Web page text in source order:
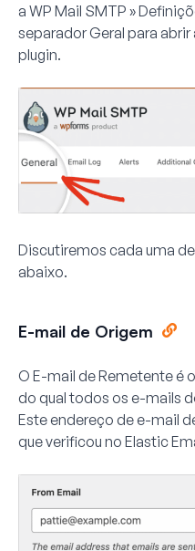
a WP Mail SMTP »
separadorGeral para abrir
plugin.
Discutiremos cada uma
abaixo.
E-mail de Origem
O E-mail de Remetente é
do qual todos os e-mails
Este endereço de e-mail
que verificou no Elastic